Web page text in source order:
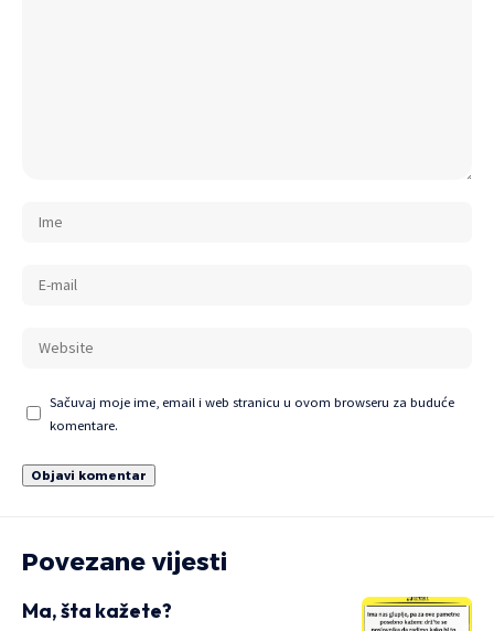
Sačuvaj moje ime, email i web stranicu u ovom browseru za buduće
komentare.
Povezane vijesti
Ma, šta kažete?